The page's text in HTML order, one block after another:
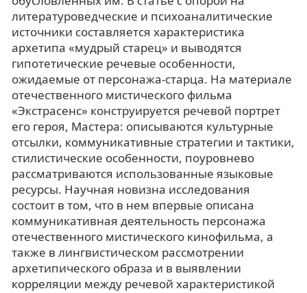
литературоведческие и психоаналитические
источники составляется характеристика
архетипа «мудрый старец» и выводятся
гипотетические речевые особенности,
ожидаемые от персонажа-старца. На материале
отечественного мистического фильма
«Экстрасенс» конструируется речевой портрет
его героя, Мастера: описываются культурные
отсылки, коммуникативные стратегии и тактики,
стилистические особенности, поуровнево
рассматриваются использованные языковые
ресурсы. Научная новизна исследования
состоит в том, что в нем впервые описана
коммуникативная деятельность персонажа
отечественного мистического кинофильма, а
также в лингвистическом рассмотрении
архетипического образа и в выявлении
корреляции между речевой характеристикой